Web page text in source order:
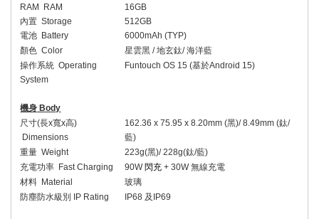
RAM RAM
16GB
內置 Storage 512GB
電池 Battery 6000mAh (TYP)
顏色 Color 星雲黑 /地玄鈦/海洋藍
操作系統 Operating
System
Funtouch OS 15 (基於Android 15)
機身 Body
尺寸(長x寬x高)
Dimensions
162 .36 x 75 .95 x8.20mm (黑)/ 8.49mm (鈦/
藍)
重量 Weight 223g(黑)/228g(鈦/藍)
充電功率 Fast Charging 90W閃充 +30W無線充電
材料 Material
玻璃
防塵防水級別 IP Rating IP68 及 IP69